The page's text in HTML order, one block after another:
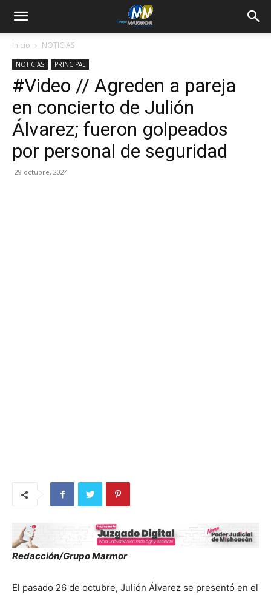
Inicio NOTICIAS
NOTICIAS PRINCIPAL
#Video // Agreden a pareja
en concierto de Julión
Álvarez; fueron golpeados
por personal de seguridad
29 octubre, 2024
Redacción/Grupo Marmor
El pasado 26 de octubre, Julión Álvarez se presentó en el